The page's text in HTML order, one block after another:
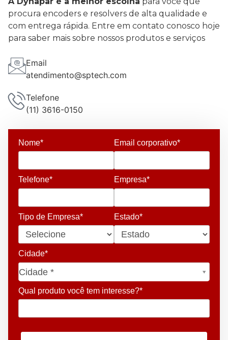
procura encoders e resolvers de alta qualidade e
com entrega rápida. Entre em contato conosco hoje
para saber mais sobre nossos produtos e serviços
Email
atendimento@sptech.com
Telefone
(11) 3616-0150
Nome* Email corporativo*
Telefone* Empresa*
Tipo de Empresa* Estado*
Cidade*
Cidade *
Cidade*
Qual produto você tem interesse?*